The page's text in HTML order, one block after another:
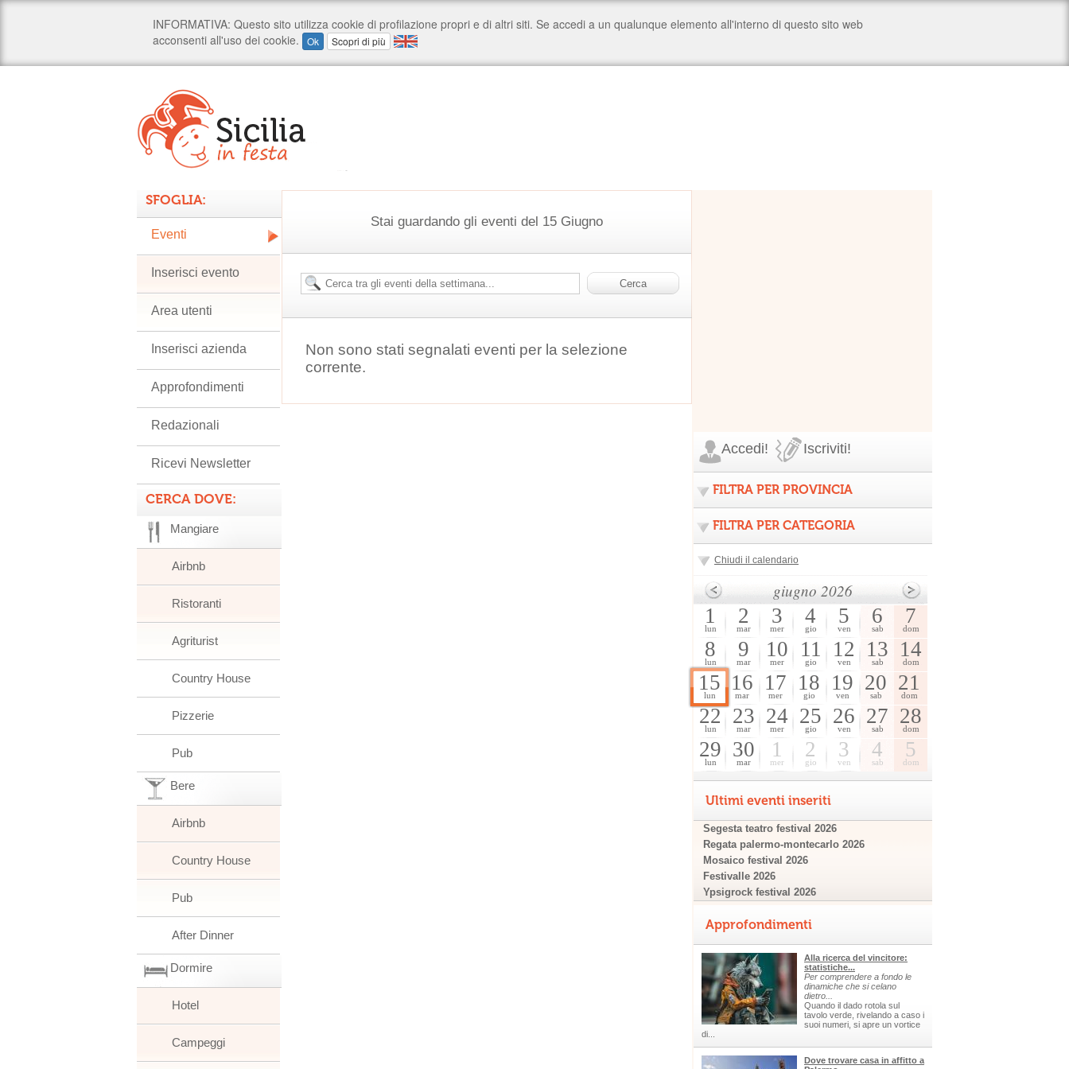
Stai guardando gli eventi del 15 Giugno
Non sono stati segnalati eventi per la selezione
corrente.
SFOGLIA:
Eventi
Inserisci evento
Area utenti
Inserisci azienda
Approfondimenti
Redazionali
Ricevi Newsletter
CERCA DOVE:
Mangiare
Airbnb
Ristoranti
Agriturist
Country House
Pizzerie
Pub
Bere
Airbnb
Country House
Pub
After Dinner
Dormire
Hotel
Campeggi
Accedi! Iscriviti!
FILTRA PER PROVINCIA
FILTRA PER CATEGORIA
Chiudi il calendario
giugno 2026
1
lun
2
mar
3
mer
4
gio
5
ven
6
sab
7
dom
8
lun
9
mar
10
mer
11
gio
12
ven
13
sab
14
dom
15
lun
16
mar
17
mer
18
gio
19
ven
20
sab
21
dom
22
lun
23
mar
24
mer
25
gio
26
ven
27
sab
28
dom
29
lun
30
mar
1
mer
2
gio
3
ven
4
sab
5
dom
Ultimi eventi inseriti
Segesta teatro festival 2026
Regata palermo-montecarlo 2026
Mosaico festival 2026
Festivalle 2026
Ypsigrock festival 2026
Approfondimenti
Alla ricerca del vincitore:
statistiche...
Per comprendere a fondo le
dinamiche che si celano
dietro...
Quando il dado rotola sul
tavolo verde, rivelando a caso i
suoi numeri, si apre un vortice
di...
Dove trovare casa in affitto a